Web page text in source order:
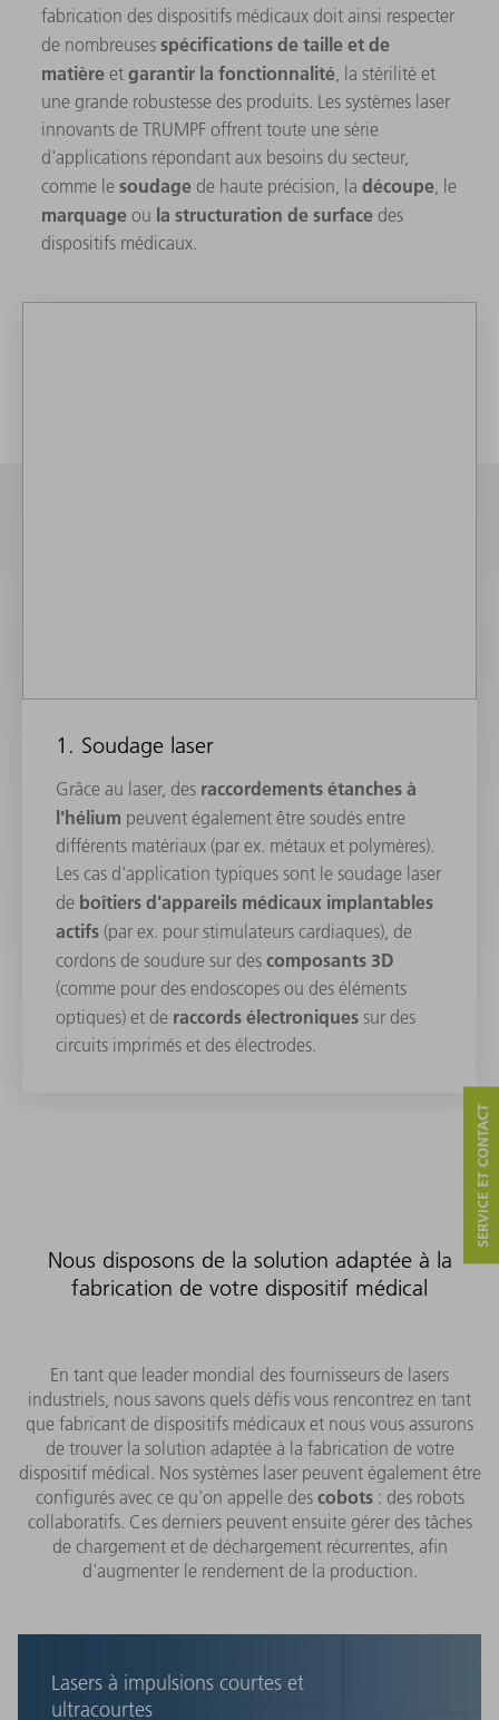
fabrication des dispositifs médicaux doit ainsi respecter
de nombreusesspécifications de taille et de
matière etgarantir la fonctionnalité , la stérilité et
une grande robustesse des produits. Les systèmes laser
innovants de TRUMPF offrent toute une série
d'applications répondant aux besoins du secteur,
comme lesoudage de haute précision, la découpe , le
marquageou la structuration de surface des
dispositifs médicaux.
1. Soudage laser
Grâce au laser, des raccordements étanches à
l'hélium peuvent également être soudés entre
différents matériaux (par ex. métaux et polymères).
Les cas d'application typiques sont le soudage laser
de boîtiers d'appareils médicaux implantables
actifs (par ex. pour stimulateurs cardiaques), de
cordons de soudure sur des composants 3D
(comme pour des endoscopes ou des éléments
optiques) et de raccords électroniques sur des
circuits imprimés et des électrodes.
Nous disposons de la solution adaptée à la
fabrication de votre dispositif médical
En tant que leader mondial des fournisseurs de lasers
industriels, nous savons quels défis vous rencontrez en tant
que fabricant de dispositifs médicaux et nous vous assurons
de trouver la solution adaptée à la fabrication de votre
dispositif médical. Nos systèmes laser peuvent également être
configurés avec ce qu'on appelle des cobots: des robots
collaboratifs. Ces derniers peuvent ensuite gérer des tâches
de chargement et de déchargement récurrentes, afin
d'augmenter le rendement de la production.
Lasers à impulsions courtes et
ultracourtes
SERVICE ET CONTACT